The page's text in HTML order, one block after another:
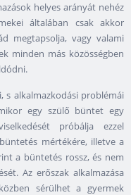
helyes arányát nehéz
általában csak akkor
megtapsolja, vagy valami
minden más közösségben
s alkalmazkodási problémái
egy szülő büntet egy
próbálja ezzel
mértékére, illetve a
a büntetés rossz, és nem
Az erőszak alkalmazása
sérülhet a gyermek